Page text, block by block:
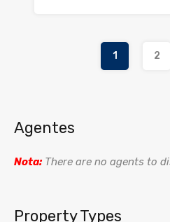
1 2
Agentes
Nota:There are no agents to
Property Types